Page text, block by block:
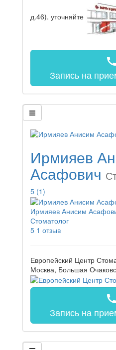
д.46). уточняйте
call
Запись на
Ирмияев
Асафович
5 (1)
Ирмияев Анисим
Стоматолог
5 1 отзыв
Европейский Центр
Москва, Большая
call
Запись на